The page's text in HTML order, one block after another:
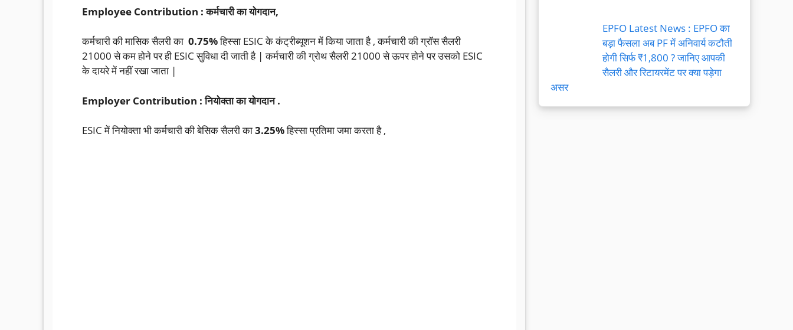
Employee Contribution : कर्मचारी का योगदान,
कर्मचारी की मासिक सैलरी का 0.75%हिस्सा ESIC के कंट्रीब्यूशन में किया जाता है , कर्मचारी की ग्रॉस सैलरी
21000 से कम होने पर ही ESIC सुविधा दी जाती है | कर्मचारी की ग्रोथ सैलरी 21000 से ऊपर होने पर उसको ESIC
के दायरे में नहीं रखा जाता |
Employer Contribution : नियोक्ता का योगदान .
ESIC में नियोक्ता भी कर्मचारी की बेसिक सैलरी का3.25%हिस्सा प्रतिमा जमा करता है ,
EPFO Latest News : EPFO का
बड़ा फैसला अब PF में अनिवार्य कटौती
होगी सिर्फ ₹1,800 ? जानिए आपकी
सैलरी और रिटायरमेंट पर क्या पड़ेगा
असर